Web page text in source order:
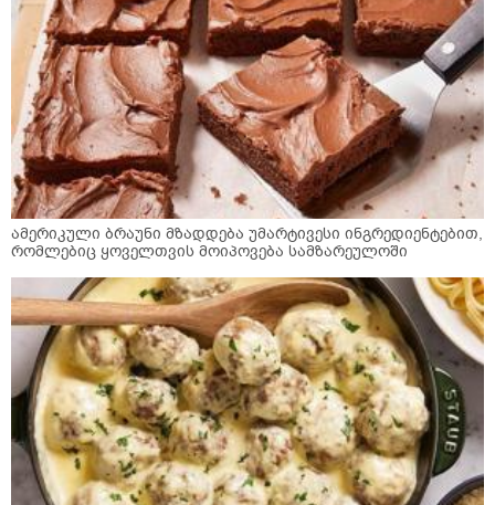
ამერიკული ბრაუნი მზადდება უმარტივესი ინგრედიენტებით,
რომლებიც ყოველთვის მოიპოვება სამზარეულოში